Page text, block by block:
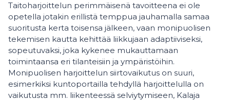
Taitoharjoittelun perimmäisenä tavoitteena ei ole
opetella jotakin erillistä temppua jauhamalla samaa
suoritusta kerta toisensa jälkeen, vaan monipuolisen
tekemisen kautta kehittää liikkujaan adaptiiviseksi,
sopeutuvaksi, joka kykenee mukauttamaan
toimintaansa eri tilanteisiin ja ympäristöihin.
Monipuolisen harjoittelun siirtovaikutus on suuri,
esimerkiksi kuntoportailla tehdyllä harjoittelulla on
vaikutusta mm. liikenteessä selviytymiseen, Kalaja